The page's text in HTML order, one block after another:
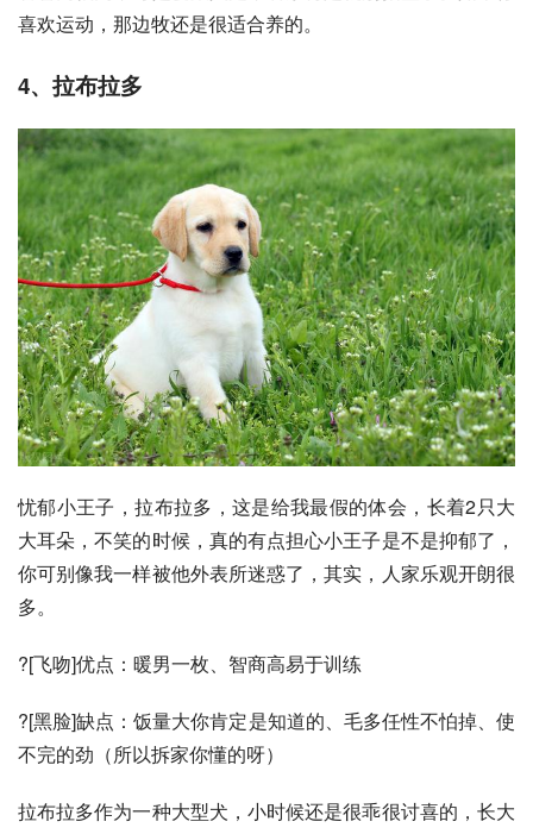
喜欢运动，那边牧还是很适合养的。
4、 拉布拉多
忧郁小王子，拉布拉多，这是给我最假的体会，长着2只大
大耳朵，不笑的时候，真的有点担心小王子是不是抑郁了，
你可别像我一样被他外表所迷惑了，其实，人家乐观开朗很
多。
?[飞吻]优点：暖男一枚、智商高易于训练
?[黑脸]缺点：饭量大你肯定是知道的、毛多任性不怕掉、使
不完的劲（所以拆家你懂的呀）
拉布拉多作为一种大型犬，小时候还是很乖很讨喜的，长大